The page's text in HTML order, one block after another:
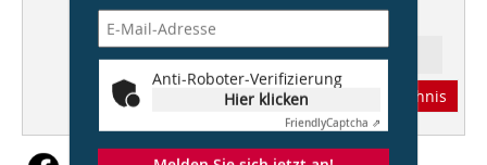
Energie Spezial
Ressort: Aktuell
Abonnement Inhaltsverzeichnis
Anti-Roboter-Verifizierung
Hier klicken
FriendlyCaptcha ⇗